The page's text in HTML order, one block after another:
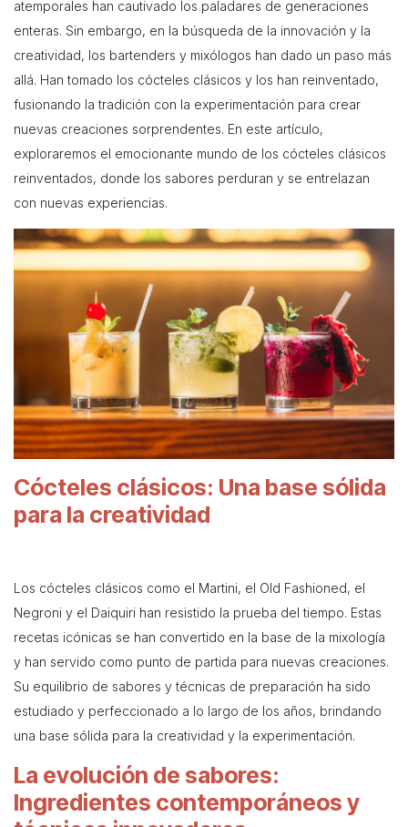
atemporales han cautivado los paladares de generaciones
enteras. Sin embargo, en la búsqueda de la innovación y la
creatividad, los bartenders y mixólogos han dado un paso más
allá. Han tomado los cócteles clásicos y los han reinventado,
fusionando la tradición con la experimentación para crear
nuevas creaciones sorprendentes. En este artículo,
exploraremos el emocionante mundo de los cócteles clásicos
reinventados, donde los sabores perduran y se entrelazan
con nuevas experiencias.
Cócteles clásicos: Una base sólida
para la creatividad
Los cócteles clásicos como el Martini, el Old Fashioned, el
Negroni y el Daiquiri han resistido la prueba del tiempo. Estas
recetas icónicas se han convertido en la base de la mixología
y han servido como punto de partida para nuevas creaciones.
Su equilibrio de sabores y técnicas de preparación ha sido
estudiado y perfeccionado a lo largo de los años, brindando
una base sólida para la creatividad y la experimentación.
La evolución de sabores:
Ingredientes contemporáneos y